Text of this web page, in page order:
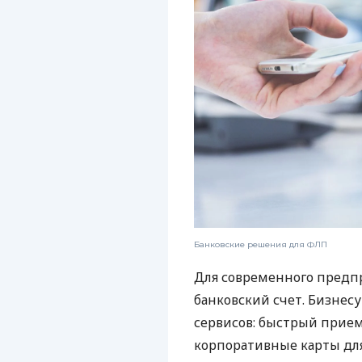
Банковские решения для ФЛП
Для современного
банковский счет.
сервисов: быстрый
корпоративные карты